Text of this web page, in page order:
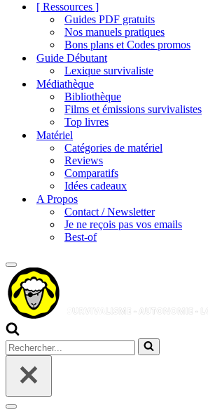
[ Ressources ]
Guides PDF gratuits
Nos manuels pratiques
Bons plans et Codes promos
Guide Débutant
Lexique survivaliste
Médiathèque
Bibliothèque
Films et émissions survivalistes
Top livres
Matériel
Catégories de matériel
Reviews
Comparatifs
Idées cadeaux
A Propos
Contact / Newsletter
Je ne reçois pas vos emails
Best-of
Menu
de
navigation
Rechercher...
Menu